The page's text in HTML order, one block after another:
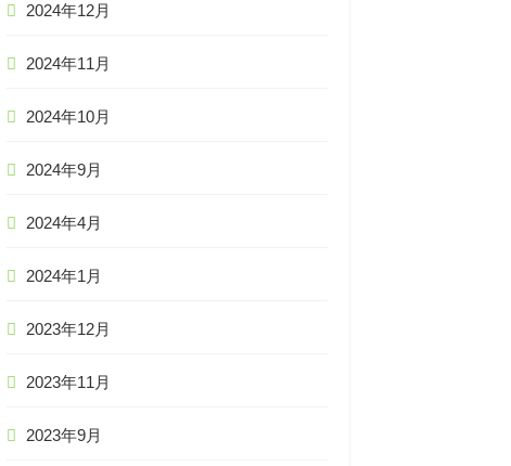
2024年12月
2024年11月
2024年10月
2024年9月
2024年4月
2024年1月
2023年12月
2023年11月
2023年9月